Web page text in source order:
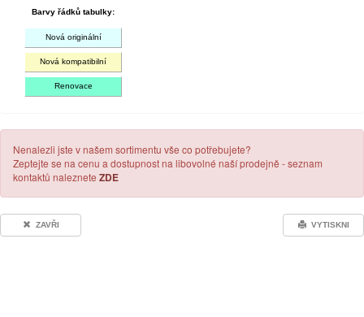
Barvy řádků tabulky:
Nová originální
Nová kompatibilní
Renovace
Nenalezli jste v našem sortimentu vše co potřebujete?
Zeptejte se na cenu a dostupnost na libovolné naší prodejně - seznam
kontaktů naleznete ZDE
ZAVŘI VYTISKNI